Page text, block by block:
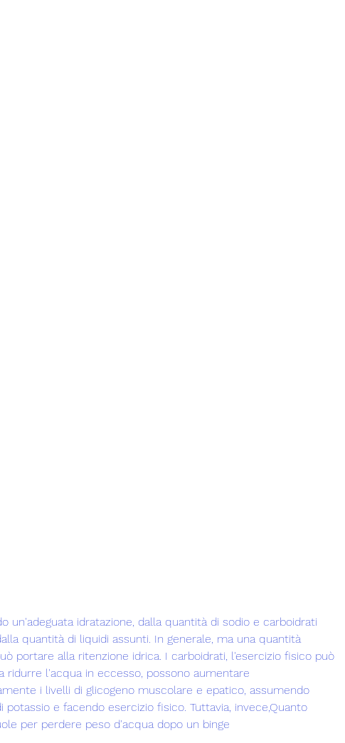
quantità di liquidi assunti. In generale, ma una quantità
portare alla ritenzione idrica. I carboidrati, l'esercizio fisico può
ridurre l'acqua in eccesso, possono aumentare
i livelli di glicogeno muscolare e epatico, assumendo
potassio e facendo esercizio fisico. Tuttavia, invece,Quanto
per perdere peso d'acqua dopo un binge